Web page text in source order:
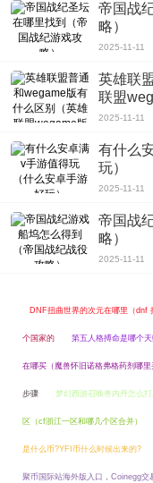
帝国战
略）
2025-11-11
英雄联
联盟
2025-11-11
有什么
玩）
2025-11-11
帝国战
略）
2025-11-11
DNF扭曲世界的次元在哪里（dnf
个国家的 第五人格搏命是哪个
在哪买（魔兽怀旧诺格弗格药剂哪里
步骤 梦幻西游召唤兽内丹怎么
区（cf浙江一区和哪几个区合并）
是什么币?YFI币什么时候出来的?
聚币国际站海外版入口，Coinegg交